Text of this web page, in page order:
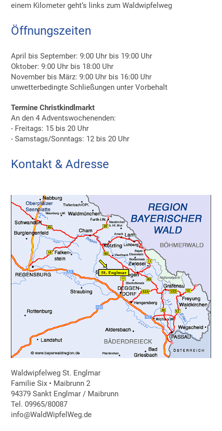
einem Kilometer geht‘s links zum Waldwipfelweg
Öffnungszeiten
April bis September: 9:00 Uhr bis 19:00 Uhr
Oktober: 9:00 Uhr bis 18:00 Uhr
November bis März: 9:00 Uhr bis 16:00 Uhr
unwetterbedingte Schließungen unter Vorbehalt
Termine Christkindlmarkt
An den 4 Adventswochenenden:
- Freitags: 15 bis 20 Uhr
- Samstags/Sonntags: 12 bis 20 Uhr
Kontakt & Adresse
Waldwipfelweg St. Englmar
Familie Six • Maibrunn 2
94379 Sankt Englmar / Maibrunn
Tel. 09965/80087
info@WaldWipfelWeg.de